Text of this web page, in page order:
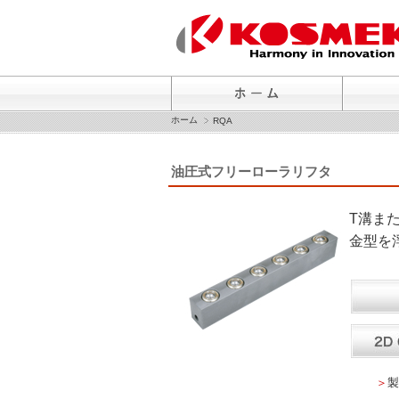
ホーム RQA
油圧式フリーローラリフタ
T溝ま
金型を
＞